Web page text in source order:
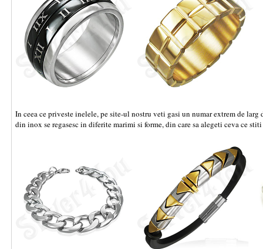
In ceea ce priveste inelele, pe site-ul nostru veti gasi un numar extrem de
din inox se regasesc in diferite marimi si forme, din care sa alegeti ceva ce